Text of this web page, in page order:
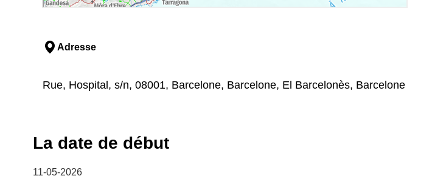
Adresse
Rue, Hospital, s/n, 08001, Barcelone, Barcelone, El Barcelonès, Barcelone
La date de début
11-05-2026